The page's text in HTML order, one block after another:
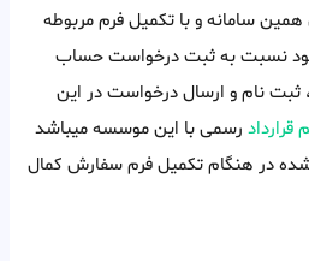
همین سامانه و با تکمیل فرم مربوطه
نسبت به ثبت درخواست حساب
، ثبت نام و ارسال درخواست در این
قرارداد رسمی با این موسسه میباشد
در هنگام تکمیل فرم سفارش کمال